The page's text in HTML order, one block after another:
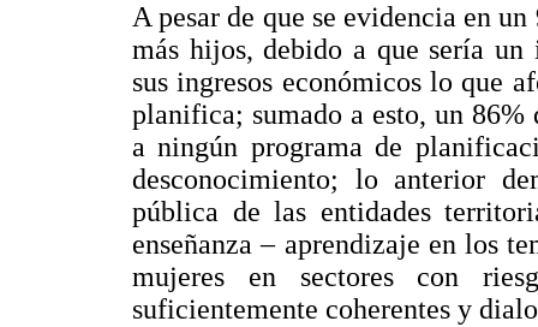
A pesar de que se evidencia en
más hijos, debido a que sería
sus ingresos económicos lo que
planifica; sumado a esto, un 86%
a ningún programa de
desconocimiento; lo anterior
pública de las entidades
enseñanza – aprendizaje en los
mujeres en sectores con
suficientemente coherentes y